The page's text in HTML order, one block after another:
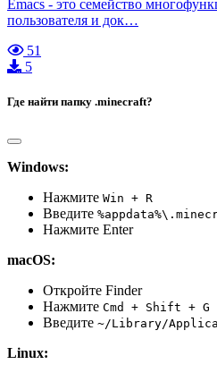
Emacs - это семейство
пользователя и док…
51
5
Где найти папку .minecraft?
Windows:
Нажмите Win + R
Введите
Нажмите Enter
macOS:
Откройте Finder
Нажмите Cmd + Shift + G
Введите ~/Library/
Linux: